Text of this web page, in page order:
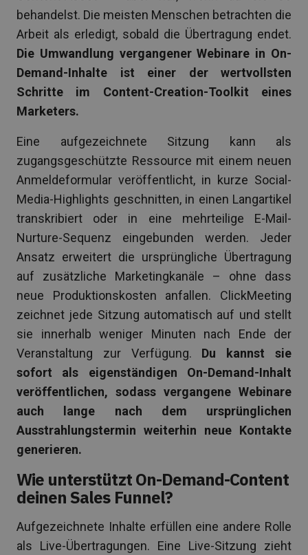
behandelst. Die meisten Menschen betrachten die
Arbeit als erledigt, sobald die Übertragung endet.
Die Umwandlung vergangener Webinare in On-
Demand-Inhalte ist einer der wertvollsten
Schritte im Content-Creation-Toolkit eines
Marketers.
Eine aufgezeichnete Sitzung kann als
zugangsgeschützte Ressource mit einem neuen
Anmeldeformular veröffentlicht, in kurze Social-
Media-Highlights geschnitten, in einen Langartikel
transkribiert oder in eine mehrteilige E-Mail-
Nurture-Sequenz eingebunden werden. Jeder
Ansatz erweitert die ursprüngliche Übertragung
auf zusätzliche Marketingkanäle – ohne dass
neue Produktionskosten anfallen. ClickMeeting
zeichnet jede Sitzung automatisch auf und stellt
sie innerhalb weniger Minuten nach Ende der
Veranstaltung zur Verfügung. Du kannst sie
sofort als eigenständigen On-Demand-Inhalt
veröffentlichen, sodass vergangene Webinare
auch lange nach dem ursprünglichen
Ausstrahlungstermin weiterhin neue Kontakte
generieren.
Wie unterstützt On-Demand-Content
deinen Sales Funnel?
Aufgezeichnete Inhalte erfüllen eine andere Rolle
als Live-Übertragungen. Eine Live-Sitzung zieht